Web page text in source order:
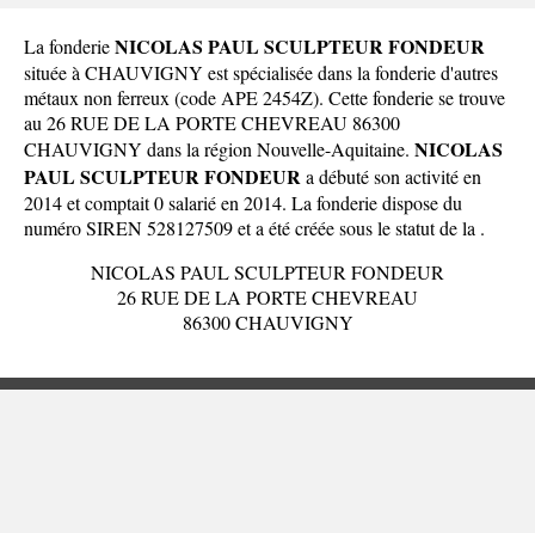
La fonderieNICOLAS PAUL SCULPTEUR FONDEUR
située à CHAUVIGNY est spécialisée dans la fonderie d'autres
métaux non ferreux (code APE 2454Z). Cette fonderie se trouve
au 26 RUE DE LA PORTE CHEVREAU 86300
CHAUVIGNY dans la région Nouvelle-Aquitaine. NICOLAS
PAUL SCULPTEUR FONDEURa débuté son activité en
2014 et comptait 0 salarié en 2014. La fonderie dispose du
numéro SIREN 528127509 et a été créée sous le statut de la .
NICOLAS PAUL SCULPTEUR FONDEUR
26 RUE DE LA PORTE CHEVREAU
86300 CHAUVIGNY